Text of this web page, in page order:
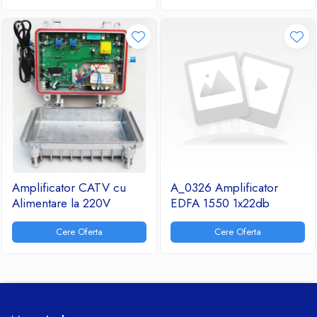
Ventilatoare
Amplificator CATV cu
Alimentare la 220V
Cere Oferta
A_0326 Amplificator
EDFA 1550 1x22db
Cere Oferta